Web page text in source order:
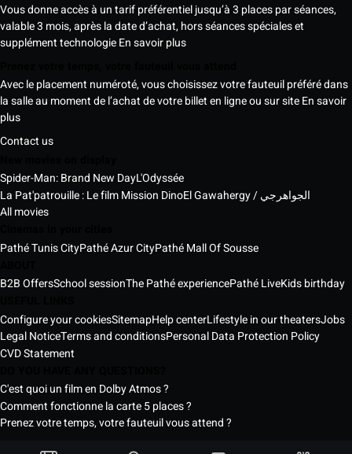
Vous donne accès à un tarif préférentiel jusqu’à 3 places par séances,
valable 3 mois, après la date d’achat, hors séances spéciales et
supplément technologieEn savoir plus
Avec le placement numéroté, vous choisissez votre fauteuil préféré dans
la salle au moment de l’achat de votre billet en ligne ou sur siteEn savoir
plus
Contact us
Spider-Man: Brand New DayL'Odyssée
La Pat'patrouille : Le film Mission Dino
El Gawahergy / الجواهرجي
All movies
Pathé Tunis CityPathé Azur CityPathé Mall Of Sousse
B2B OffersSchool sessionThe Pathé experiencePathé LiveKids birthday
Configure your cookiesSitemapHelp centerLifestyle in our theatersJobs
Legal NoticeTerms and conditionsPersonal Data Protection Policy
CVD Statement
C'est quoi un film en Dolby Atmos ?
Comment fonctionne la carte 5 places ?
Prenez votre temps, votre fauteuil vous attend ?